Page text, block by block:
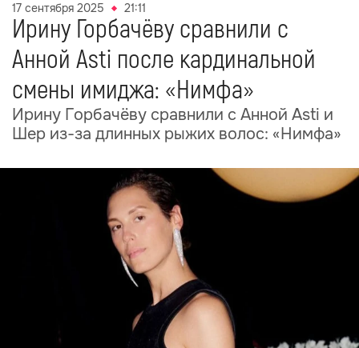
17 сентября 2025 21:11
Ирину Горбачёву сравнили с
Анной Asti после кардинальной
смены имиджа: «Нимфа»
Ирину Горбачёву сравнили с Анной Asti и
Шер из-за длинных рыжих волос: «Нимфа»